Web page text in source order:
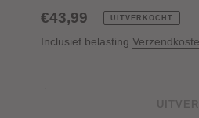
Normale
prijs
€43,99 UITVERKOCHT
Inclusief belasting